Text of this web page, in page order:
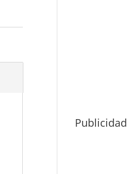
Publicidad